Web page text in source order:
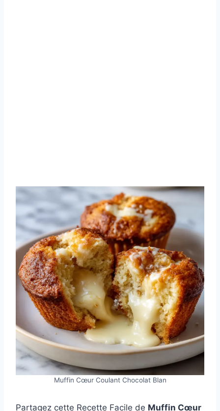
Muffin Cœur Coulant Chocolat Blan
Partagez cette Recette Facile de Muffin Cœur